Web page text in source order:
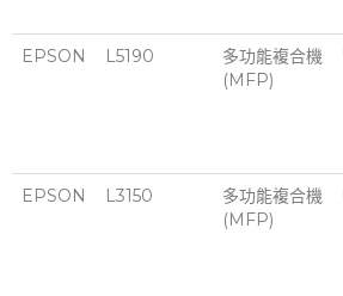
EPSON L5190
多功能複合機
(MFP)
EPSON L3150
多功能複合機
(MFP)